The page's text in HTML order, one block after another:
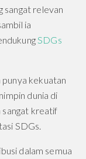
sangat relevan
ia
SDGs
kekuatan
dunia di
sangat kreatif
SDGs.
dalam semua